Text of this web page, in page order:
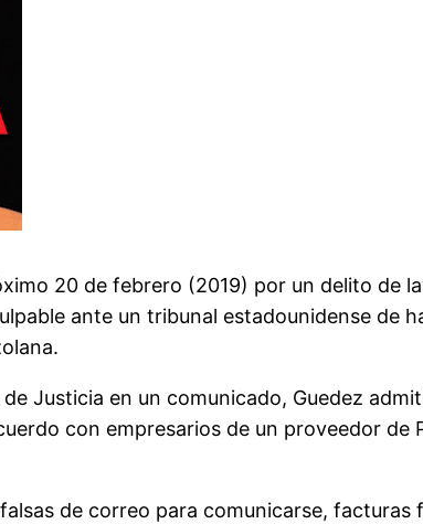
20 de febrero (2019) por un delito de
ante un tribunal estadounidense de
Justicia en un comunicado, Guedez
con empresarios de un proveedor
de correo para comunicarse,